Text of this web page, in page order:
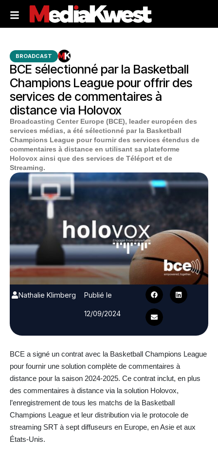
BROADCAST
BCE sélectionné par la Basketball
Champions League pour offrir des
services de commentaires à
distance via Holovox
Broadcasting Center Europe (BCE), leader européen des
services médias, a été sélectionné par la Basketball
Champions League pour fournir des services étendus de
commentaires à distance en utilisant sa plateforme
Holovox ainsi que des services de Téléport et de
Streaming.
Nathalie Klimberg
Publié le
12/09/2024
BCE a signé un contrat avec la Basketball Champions League
pour fournir une solution complète de commentaires à
distance pour la saison 2024-2025. Ce contrat inclut, en plus
des commentaires à distance via la solution Holovox,
l’enregistrement de tous les matchs de la Basketball
Champions League et leur distribution via le protocole de
streaming SRT à sept diffuseurs en Europe, en Asie et aux
États-Unis.